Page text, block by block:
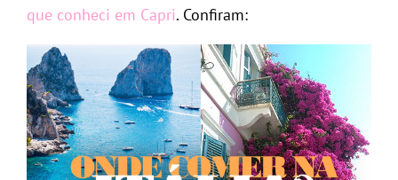
que conheci em Capri. Confiram: